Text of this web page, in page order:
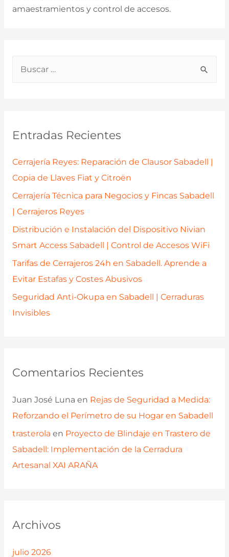
p
o
:
Entradas Recientes
Cerrajería Reyes: Reparación de Clausor Sabadell |
Copia de Llaves Fiat y Citroën
Cerrajería Técnica para Negocios y Fincas Sabadell
| Cerrajeros Reyes
Distribución e Instalación del Dispositivo Nivian
Smart Access Sabadell | Control de Accesos WiFi
Tarifas de Cerrajeros 24h en Sabadell. Aprende a
Evitar Estafas y Costes Abusivos
Seguridad Anti-Okupa en Sabadell | Cerraduras
Invisibles
Comentarios Recientes
Juan José Luna en Rejas de Seguridad a Medida:
Reforzando el Perímetro de su Hogar en Sabadell
trasterola en Proyecto de Blindaje en Trastero de
Sabadell: Implementación de la Cerradura
Artesanal XAI ARAÑA
Archivos
julio 2026
amaestramientos y control de accesos.